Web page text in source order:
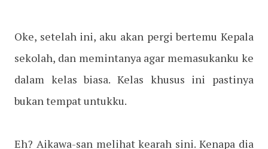
Oke, setelah ini, aku akan pergi bertemu Kepala
sekolah, dan memintanya agar memasukanku ke
dalam kelas biasa. Kelas khusus ini pastinya
bukan tempat untukku.
Eh? Aikawa-san melihat kearah sini. Kenapa dia